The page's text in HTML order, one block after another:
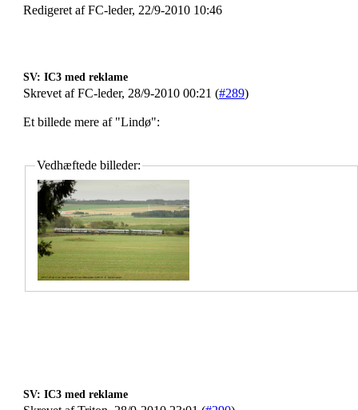
Redigeret af FC-leder, 22/9-2010 10:46
SV: IC3 med reklame
Skrevet af FC-leder, 28/9-2010 00:21 (#289)
Et billede mere af "Lindø":
Vedhæftede billeder:
SV: IC3 med reklame